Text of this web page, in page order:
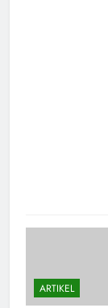
ARTIKEL